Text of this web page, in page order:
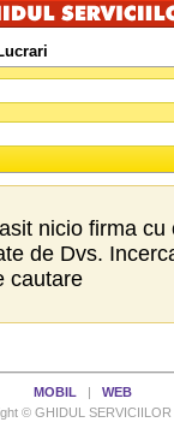
nicio firma cu
de Dvs.
cautare
MOBIL
WEB
© GHIDUL SERVICIILOR